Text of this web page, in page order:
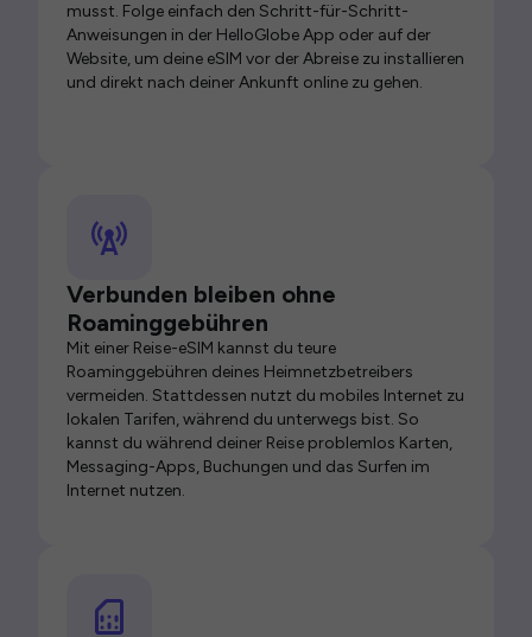
musst. Folge einfach den Schritt-für-Schritt-
Anweisungen in der HelloGlobe App oder auf der
Website, um deine eSIM vor der Abreise zu installieren
und direkt nach deiner Ankunft online zu gehen.
Verbunden bleiben ohne
Roaminggebühren
Mit einer Reise-eSIM kannst du teure
Roaminggebühren deines Heimnetzbetreibers
vermeiden. Stattdessen nutzt du mobiles Internet zu
lokalen Tarifen, während du unterwegs bist. So
kannst du während deiner Reise problemlos Karten,
Messaging-Apps, Buchungen und das Surfen im
Internet nutzen.